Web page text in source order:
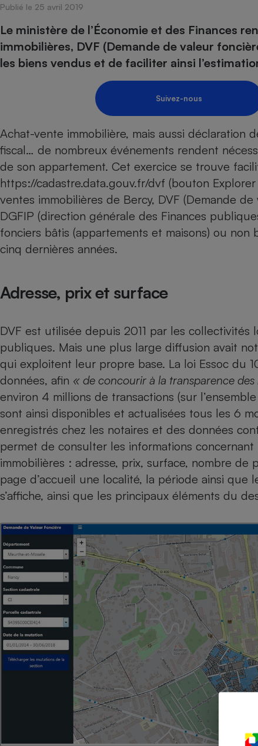
Publié le 25 avril 2019
Le ministère de l’Économie et des Finances
immobilières, DVF (Demande de valeur
les biens vendus et de faciliter ainsi
Suivez-nous
Achat-vente immobilière, mais aussi déclaration
fiscal… de nombreux événements rendent
de son appartement. Cet exercice se trouve
https://cadastre.data.gouv.fr/dvf (bouton
ventes immobilières de Bercy, DVF (Demande
DGFIP (direction générale des Finances
fonciers bâtis (appartements et maisons) ou non
cinq dernières années.
Adresse, prix et surface
DVF est utilisée depuis 2011 par les collectivités
publiques. Mais une plus large diffusion avait
qui exploitent leur propre base. La loi Essoc du
données, afin « de concourir à la transparence
environ 4 millions de transactions (sur
sont ainsi disponibles et actualisées tous les 6
enregistrés chez les notaires et des données
permet de consulter les informations
immobilières : adresse, prix, surface, nombre
page d’accueil une localité, la période ainsi que
s’affiche, ainsi que les principaux éléments du
Complément
Assurance
Gros
Petit
Lave-linge
Plaque de cuisson à
induction
Ventilateur
Cafetière à expressos
Robot ménager
Téléphonie
Téléviseur
Antivirus
Matelas
Climatiseur -
Ventilateur
Mutuelle
Antimoustique